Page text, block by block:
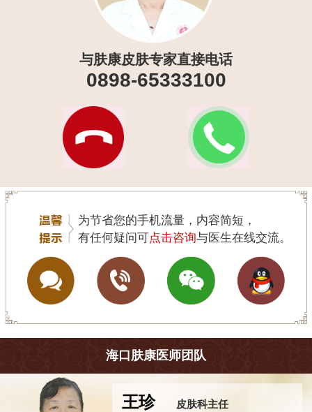
与肤康皮肤专家直接电话
0898-65333100
为节省您的手机流量，内容简短，
有任何疑问可点击咨询与医生在线交流。
海口肤康医师团队
王珍 皮肤科主任